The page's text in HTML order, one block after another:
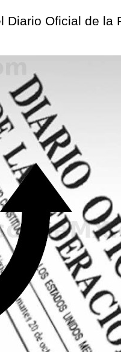
Oficial de